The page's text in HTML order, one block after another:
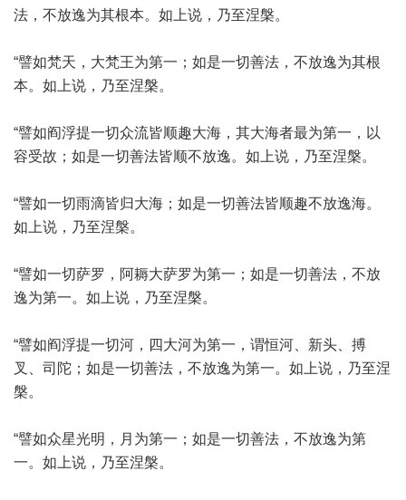
法，不放逸为其根本。如上说，乃至涅槃。
“譬如梵天，大梵王为第一；如是一切善法，不放逸为其根
本。如上说，乃至涅槃。
“譬如阎浮提一切众流皆顺趣大海，其大海者最为第一，以
容受故；如是一切善法皆顺不放逸。如上说，乃至涅槃。
“譬如一切雨滴皆归大海；如是一切善法皆顺趣不放逸海。
如上说，乃至涅槃。
“譬如一切萨罗，阿耨大萨罗为第一；如是一切善法，不放
逸为第一。如上说，乃至涅槃。
“譬如阎浮提一切河，四大河为第一，谓恒河、新头、搏
叉、司陀；如是一切善法，不放逸为第一。如上说，乃至涅
槃。
“譬如众星光明，月为第一；如是一切善法，不放逸为第
一。如上说，乃至涅槃。